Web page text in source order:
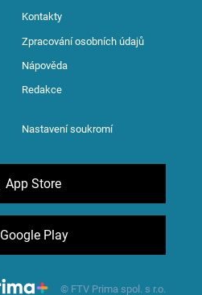
Kontakty
Zpracování osobních údajů
Nápověda
Redakce
Nastavení soukromí
App Store
Google Play
© FTV Prima spol. s r.o.